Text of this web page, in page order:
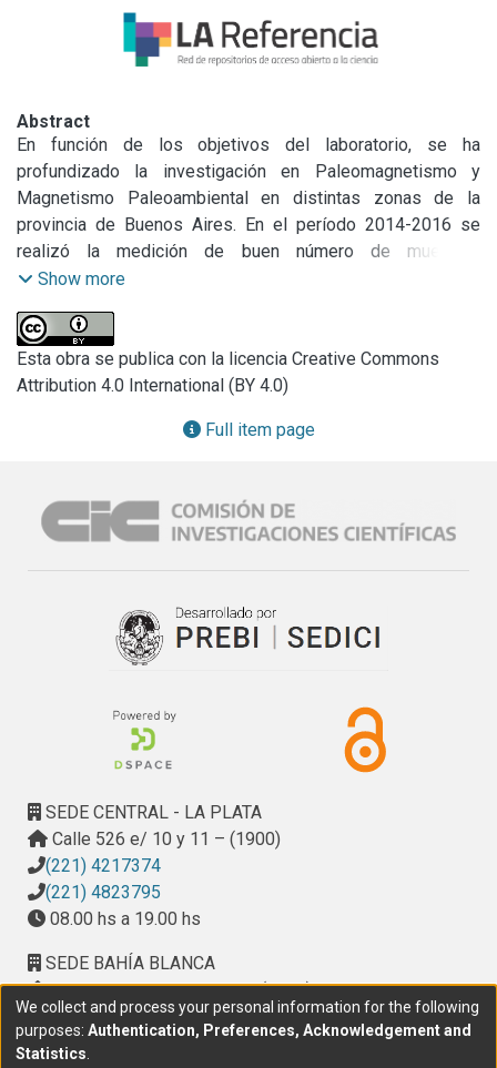
Abstract
En función de los objetivos del laboratorio, se ha
profundizado la investigación en Paleomagnetismo y
Magnetismo Paleoambiental en distintas zonas de la
provincia de Buenos Aires. En el período 2014-2016 se
realizó la medición de buen número de muestras
paleomagnéticas recolectadas en diversos perfiles de los
Tandil-Barker-Balcarce como así también de la zona
costera del norte de Mar del Plata. Del análisis de la
información se pudieron obtener registros que se
Tardío (Mioceno-Pleistoceno). La existencia de un
por el Ministerio de Ciencia y Técnica de la Nación,
permiten acrecentar el número de mediciones y desarrollar
el trabajo en mayor número de localidades. Hasta el
Show more
Esta obra se publica con la licencia Creative Commons
Attribution 4.0 International (BY 4.0)
Full item page
SEDE CENTRAL - LA PLATA
Calle 526 e/ 10 y 11 – (1900)
(221) 4217374
(221) 4823795
08.00 hs a 19.00 hs
SEDE BAHÍA BLANCA
Calle Ciudad de Cali 320 – (8000). Universidad
Provincial del Sudoeste (UPSO)
(291) 459 2550, interno 147
We collect and process your personal information for the following
purposes: Authentication, Preferences, Acknowledgement and
Statistics